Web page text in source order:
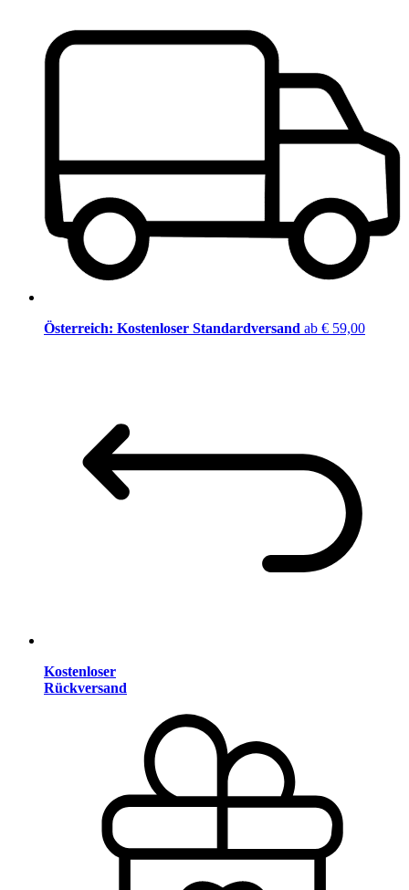
Österreich: Kostenloser Standardversand ab € 59,00
Kostenloser
Rückversand